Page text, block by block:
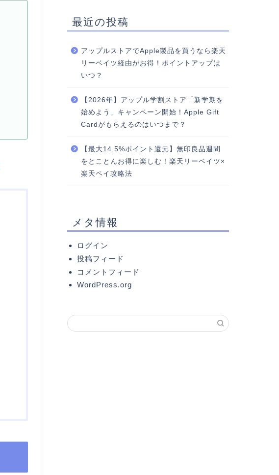
最近の投稿
アップルストアでApple製品を買うなら楽天
リーベイツ経由がお得！ポイントアップは
いつ？
【2026年】アップル学割ストア「新学期を
始めよう」キャンペーン開始！Apple Gift
Cardがもらえるのはいつまで？
【最大14.5%ポイント還元】無印良品週間
をとことんお得に楽しむ！楽天リーベイツ×
楽天ペイ攻略法
メタ情報
ログイン
投稿フィード
コメントフィード
WordPress.org